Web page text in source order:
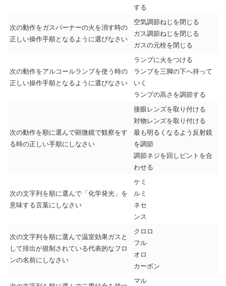
する
次の動作をガスバーナーの火を消す時の
正しい操作手順となるように選びなさい
空気調節ねじを閉じる
ガス調節ねじを閉じる
ガスの元栓を閉じる
次の動作をアルコールランプを使う時の
正しい操作手順となるように選びなさい
ランプに火をつける
ランプを三脚の下へ持って
いく
ランプの高さを調節する
次の動作を順に選んで顕微鏡で観察をす
る時の正しい手順にしなさい
接眼レンズを取り付ける
対物レンズを取り付ける
最も明るくなるよう反射鏡
を調節
調節ネジを回しピントを合
わせる
次の文字列を順に選んで「化学発光」を
意味する言葉にしなさい
ケミ
ルミ
ネセ
ンス
次の文字列を順に選んで温室効果ガスと
して排出が規制されている代表的なフロ
ンの名前にしなさい
クロロ
フル
オロ
カーボン
マル